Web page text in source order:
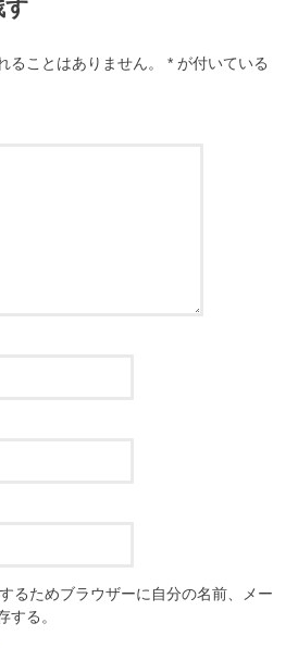
す
ることはありません。 * が付いている
るためブラウザーに自分の名前、メー
する。